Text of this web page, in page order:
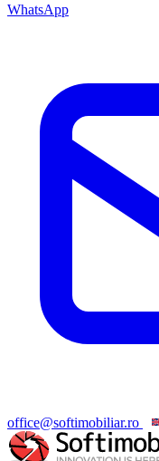
WhatsApp
office@softimobiliar.ro